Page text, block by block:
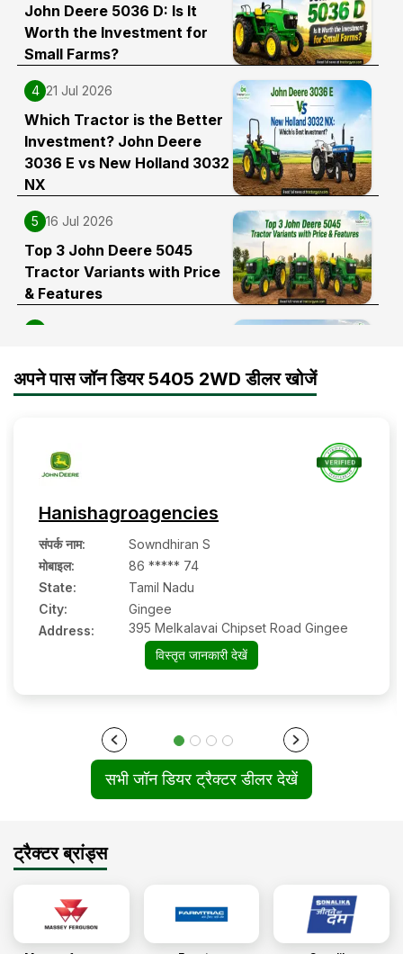
John Deere 5036 D: Is It
Worth the Investment for
Small Farms?
4 21 Jul 2026
Which Tractor is the Better
Investment? John Deere
3036 E vs New Holland 3032
NX
5 16 Jul 2026
Top 3 John Deere 5045
Tractor Variants with Price
& Features
Deere Tractors Under 40 HP
अपने पास जॉन डियर 5405 2WD डीलर खोजें
Hanishagroagencies
संपर्क नाम:
Sowndhiran S
मोबाइल:
86 ***** 74
State:
Tamil Nadu
City:
Gingee
Address:
395 Melkalavai Chipset Road Gingee
विस्तृत जानकारी देखें
सभी जॉन डियर ट्रैक्टर डीलर देखें
ट्रैक्टर ब्रांड्स